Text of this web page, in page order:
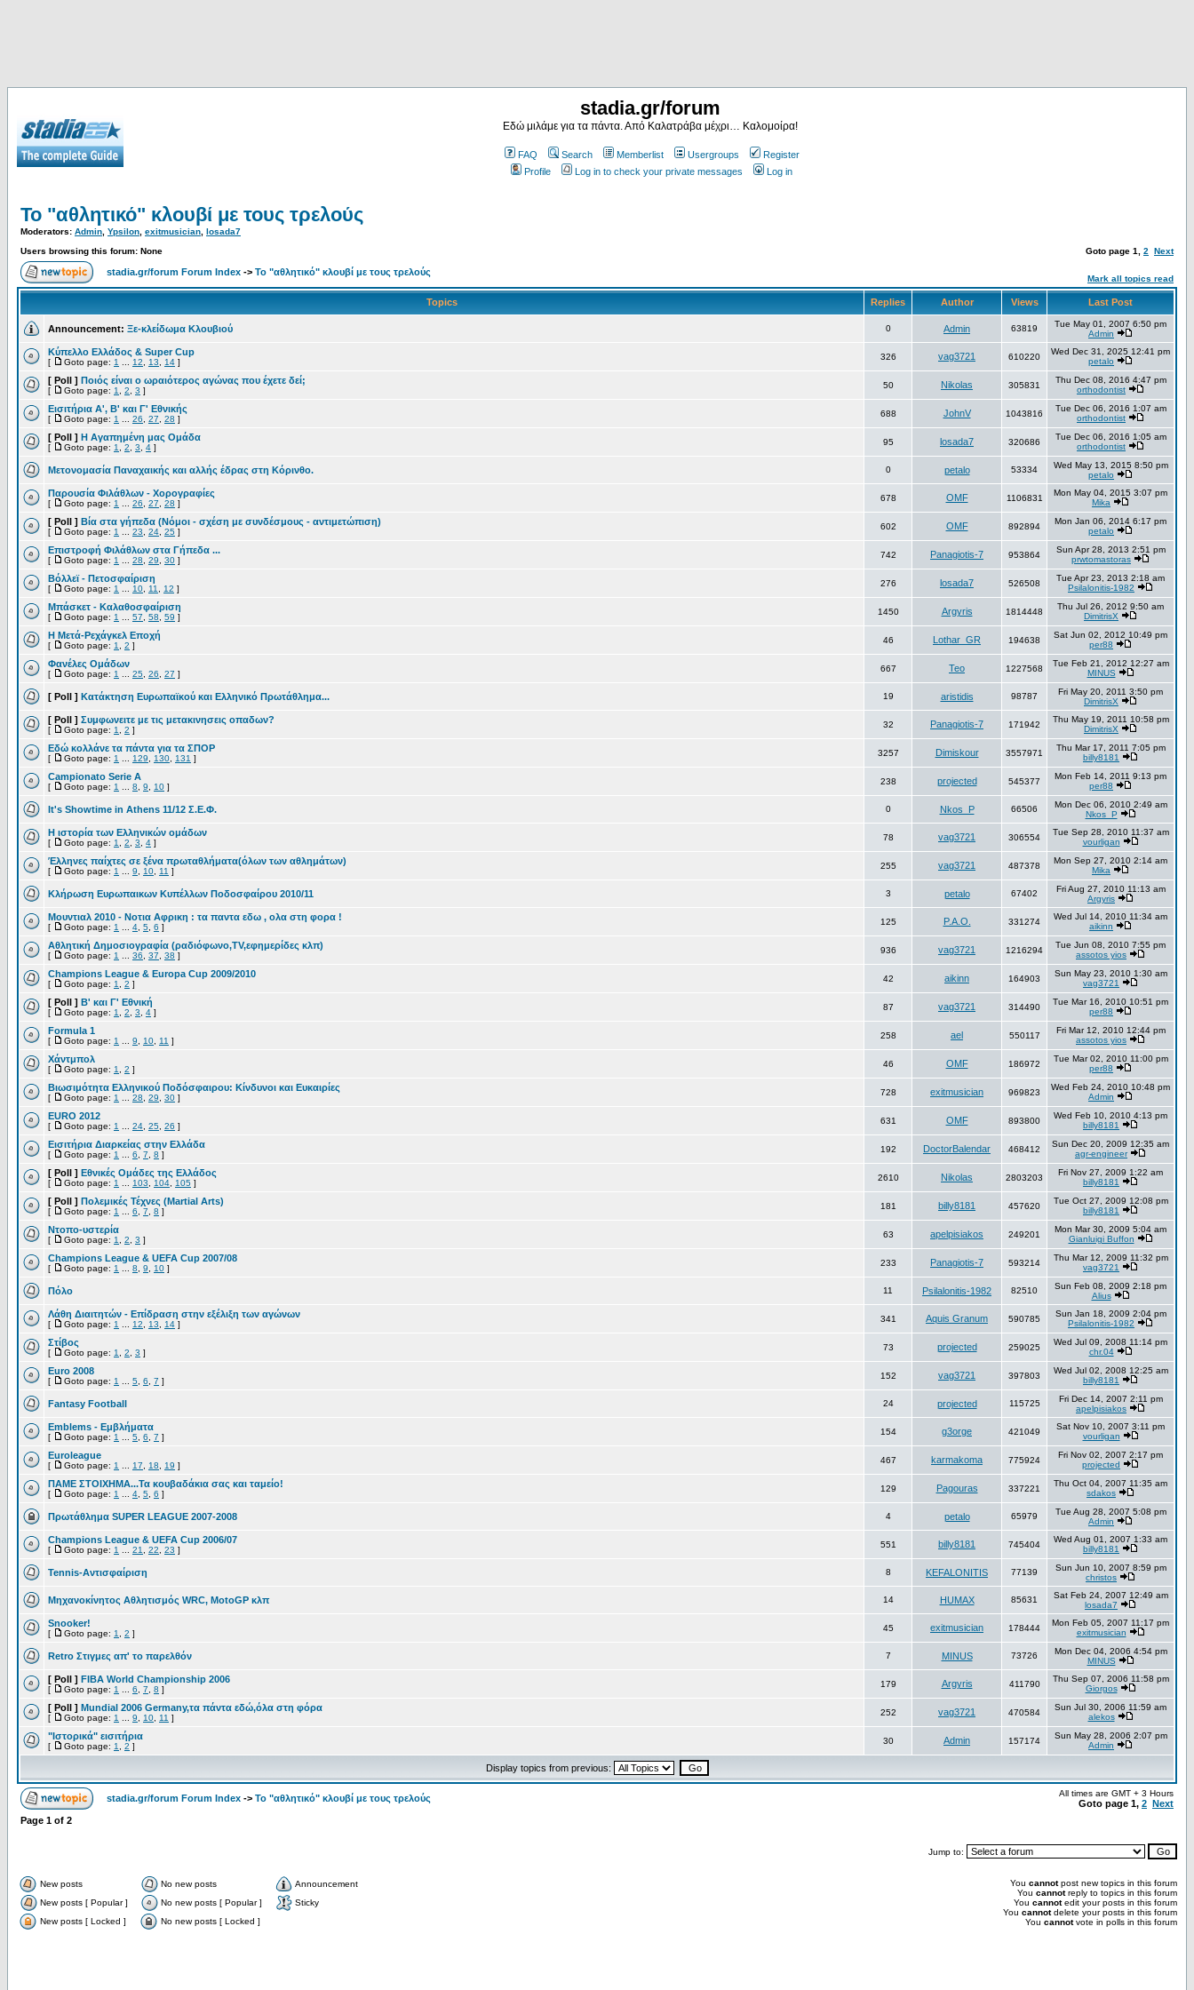
stadia.gr/forum
Εδώ μιλάμε για τα πάντα. Από Καλατράβα μέχρι… Καλομοίρα!
FAQ Search Memberlist Usergroups
Register
Profile
Log in to check your private messages Log in
Το "αθλητικό" κλουβί με τους τρελούς
Moderators: Admin Ypsilon exitmusician losada7
Users browsing this forum: None
Goto page 1 2 Next
stadia.gr/forum Forum Index -> Το "αθλητικό" κλουβί με τους τρελούς
Mark all topics read
Topics Replies Author Views Last Post
Announcement: Ξε-κλείδωμα Κλουβιού 0 Admin 63819
Tue May 01, 2007 6:50 pm
Admin
Κύπελλο Ελλάδος & Super Cup
[ Goto page: 1 12 13 14 ]
326 vag3721 610220
Wed Dec 31, 2025 12:41 pm
petalo
[ Poll ] Ποιός είναι ο ωραιότερος αγώνας που έχετε δεί;
[ Goto page: 1 2 3 ]
50 Nikolas 305831
Thu Dec 08, 2016 4:47 pm
orthodontist
Εισιτήρια Α', Β' και Γ' Εθνικής
[ Goto page: 1 26 27 28 ]
688 JohnV 1043816
Tue Dec 06, 2016 1:07 am
orthodontist
[ Poll ] Η Αγαπημένη μας Ομάδα
[ Goto page: 1 2 3 4 ]
95 losada7 320686
Tue Dec 06, 2016 1:05 am
orthodontist
Μετονομασία Παναχαικής και αλλής έδρας στη Κόρινθο. 0 petalo 53334
Wed May 13, 2015 8:50 pm
petalo
Παρουσία Φιλάθλων - Χορογραφίες
[ Goto page: 1 26 27 28 ]
678 OMF 1106831
Mon May 04, 2015 3:07 pm
Mika
[ Poll ] Βία στα γήπεδα (Νόμοι - σχέση με συνδέσμους - αντιμετώπιση)
[ Goto page: 1 23 24 25 ]
602 OMF 892894
Mon Jan 06, 2014 6:17 pm
petalo
Επιστροφή Φιλάθλων στα Γήπεδα ...
[ Goto page: 1 28 29 30 ]
742 Panagiotis-7 953864
Sun Apr 28, 2013 2:51 pm
prwtomastoras
Βόλλεϊ - Πετοσφαίριση
[ Goto page: 1 10 11 12 ]
276 losada7 526508
Tue Apr 23, 2013 2:18 am
Psilalonitis-1982
Μπάσκετ - Καλαθοσφαίριση
[ Goto page: 1 57 58 59 ]
1450 Argyris 1814448
Thu Jul 26, 2012 9:50 am
DimitrisX
Η Μετά-Ρεχάγκελ Εποχή
[ Goto page: 1 2 ]
46 Lothar_GR 194638
Sat Jun 02, 2012 10:49 pm
per88
Φανέλες Ομάδων
[ Goto page: 1 25 26 27 ]
667 Teo 1227568
Tue Feb 21, 2012 12:27 am
MINUS
[ Poll ] Κατάκτηση Ευρωπαϊκού και Eλληνικό Πρωτάθλημα... 19 aristidis 98787
Fri May 20, 2011 3:50 pm
DimitrisX
[ Poll ] Συμφωνειτε με τις μετακινησεις οπαδων?
[ Goto page: 1 2 ]
32 Panagiotis-7 171942
Thu May 19, 2011 10:58 pm
DimitrisX
Εδώ κολλάνε τα πάντα για τα ΣΠΟΡ
[ Goto page: 1 129 130 131 ]
3257 Dimiskour 3557971
Thu Mar 17, 2011 7:05 pm
billy8181
Campionato Serie A
[ Goto page: 1 8 9 10 ]
238 projected 545377
Mon Feb 14, 2011 9:13 pm
per88
It's Showtime in Athens 11/12 Σ.Ε.Φ. 0 Nkos_P 66506
Mon Dec 06, 2010 2:49 am
Nkos_P
Η ιστορία των Ελληνικών ομάδων
[ Goto page: 1 2 3 4 ]
78 vag3721 306554
Tue Sep 28, 2010 11:37 am
vourligan
Έλληνες παίχτες σε ξένα πρωταθλήματα(όλων των αθλημάτων)
[ Goto page: 1 9 10 11 ]
255 vag3721 487378
Mon Sep 27, 2010 2:14 am
Mika
Κλήρωση Ευρωπαικων Κυπέλλων Ποδοσφαίρου 2010/11 3 petalo 67402
Fri Aug 27, 2010 11:13 am
Argyris
Μουντιαλ 2010 - Νοτια Αφρικη : τα παντα εδω , ολα στη φορα !
[ Goto page: 1 4 5 6 ]
125 P.A.O. 331274
Wed Jul 14, 2010 11:34 am
aikinn
Αθλητική Δημοσιογραφία (ραδιόφωνο,TV,εφημερίδες κλπ)
[ Goto page: 1 36 37 38 ]
936 vag3721 1216294
Tue Jun 08, 2010 7:55 pm
assotos yios
Champions League & Europa Cup 2009/2010
[ Goto page: 1 2 ]
42 aikinn 164903
Sun May 23, 2010 1:30 am
vag3721
[ Poll ] Β' και Γ' Εθνική
[ Goto page: 1 2 3 4 ]
87 vag3721 314490
Tue Mar 16, 2010 10:51 pm
per88
Formula 1
[ Goto page: 1 9 10 11 ]
258 ael 550117
Fri Mar 12, 2010 12:44 pm
assotos yios
Χάντμπολ
[ Goto page: 1 2 ]
46 OMF 186972
Tue Mar 02, 2010 11:00 pm
per88
Βιωσιμότητα Ελληνικού Ποδόσφαιρου: Κίνδυνοι και Ευκαιρίες
[ Goto page: 1 28 29 30 ]
728 exitmusician 969823
Wed Feb 24, 2010 10:48 pm
Admin
EURO 2012
[ Goto page: 1 24 25 26 ]
631 OMF 893800
Wed Feb 10, 2010 4:13 pm
billy8181
Εισιτήρια Διαρκείας στην Ελλάδα
[ Goto page: 1 6 7 8 ]
192 DoctorBalendar 468412
Sun Dec 20, 2009 12:35 am
agr-engineer
[ Poll ] Εθνικές Ομάδες της Ελλάδος
[ Goto page: 1 103 104 105 ]
2610 Nikolas 2803203
Fri Nov 27, 2009 1:22 am
billy8181
[ Poll ] Πολεμικές Τέχνες (Martial Αrts)
[ Goto page: 1 6 7 8 ]
181 billy8181 457620
Tue Oct 27, 2009 12:08 pm
billy8181
Ντοπο-υστερία
[ Goto page: 1 2 3 ]
63 apelpisiakos 249201
Mon Mar 30, 2009 5:04 am
Gianluigi Buffon
Champions League & UEFA Cup 2007/08
[ Goto page: 1 8 9 10 ]
233 Panagiotis-7 593214
Thu Mar 12, 2009 11:32 pm
vag3721
Πόλο 11 Psilalonitis-1982 82510
Sun Feb 08, 2009 2:18 pm
Alius
Λάθη Διαιτητών - Επίδραση στην εξέλιξη των αγώνων
[ Goto page: 1 12 13 14 ]
341 Aquis Granum 590785
Sun Jan 18, 2009 2:04 pm
Psilalonitis-1982
Στίβος
[ Goto page: 1 2 3 ]
73 projected 259025
Wed Jul 09, 2008 11:14 pm
chr.04
Euro 2008
[ Goto page: 1 5 6 7 ]
152 vag3721 397803
Wed Jul 02, 2008 12:25 am
billy8181
Fantasy Football 24 projected 115725
Fri Dec 14, 2007 2:11 pm
apelpisiakos
Emblems - Εμβλήματα
[ Goto page: 1 5 6 7 ]
154 g3orge 421049
Sat Nov 10, 2007 3:11 pm
vourligan
Euroleague
[ Goto page: 1 17 18 19 ]
467 karmakoma 775924
Fri Nov 02, 2007 2:17 pm
projected
ΠΑΜΕ ΣΤΟΙΧΗΜΑ...Τα κουβαδάκια σας και ταμείο!
[ Goto page: 1 4 5 6 ]
129 Pagouras 337221
Thu Oct 04, 2007 11:35 am
sdakos
Πρωτάθλημα SUPER LEAGUE 2007-2008 4 petalo 65979
Tue Aug 28, 2007 5:08 pm
Admin
Champions League & UEFA Cup 2006/07
[ Goto page: 1 21 22 23 ]
551 billy8181 745404
Wed Aug 01, 2007 1:33 am
billy8181
Tennis-Αντισφαίριση 8 KEFALONITIS 77139
Sun Jun 10, 2007 8:59 pm
christos
Μηχανοκίνητος Αθλητισμός WRC, MotoGP κλπ 14 HUMAX 85631
Sat Feb 24, 2007 12:49 am
losada7
Snooker!
[ Goto page: 1 2 ]
45 exitmusician 178444
Mon Feb 05, 2007 11:17 pm
exitmusician
Retro Στιγμες απ' το παρελθόν 7 MINUS 73726
Mon Dec 04, 2006 4:54 pm
MINUS
[ Poll ] FIBA World Championship 2006
[ Goto page: 1 6 7 8 ]
179 Argyris 411790
Thu Sep 07, 2006 11:58 pm
Giorgos
[ Poll ] Mundial 2006 Germany,τα πάντα εδώ,όλα στη φόρα
[ Goto page: 1 9 10 11 ]
252 vag3721 470584
Sun Jul 30, 2006 11:59 am
alekos
"Ιστορικά" εισιτήρια
[ Goto page: 1 2 ]
30 Admin 157174
Sun May 28, 2006 2:07 pm
Admin
Display topics from previous:
stadia.gr/forum Forum Index -> Το "αθλητικό" κλουβί με τους τρελούς All times are GMT + 3 Hours
Goto page 1, 2 Next
Page 1 of 2
Jump to:
New posts No new posts
Announcement
New posts [ Popular ]
No new posts [ Popular ]
Sticky
New posts [ Locked ]
No new posts [ Locked ]
You cannotpost new topics in this forum
You cannotreply to topics in this forum
You cannotedit your posts in this forum
You cannotdelete your posts in this forum
You cannotvote in polls in this forum